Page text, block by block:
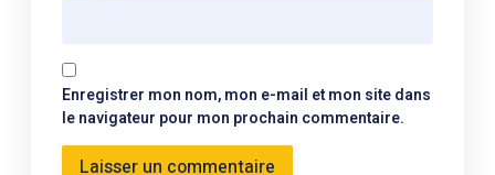
Enregistrer mon nom, mon e-mail et mon site dans
le navigateur pour mon prochain commentaire.